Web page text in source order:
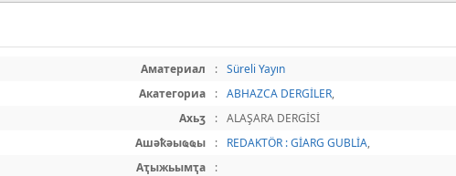
Аматериал :
Süreli Yayın
Акатегориа
: ABHAZCA DERGİLER,
Ахьӡ
:
ALAŞARA DERGİSİ
Ашәҟәыҩҩы
: REDAKTÖR : GİARG GUBLİA,
Аҭыжьымҭа
: